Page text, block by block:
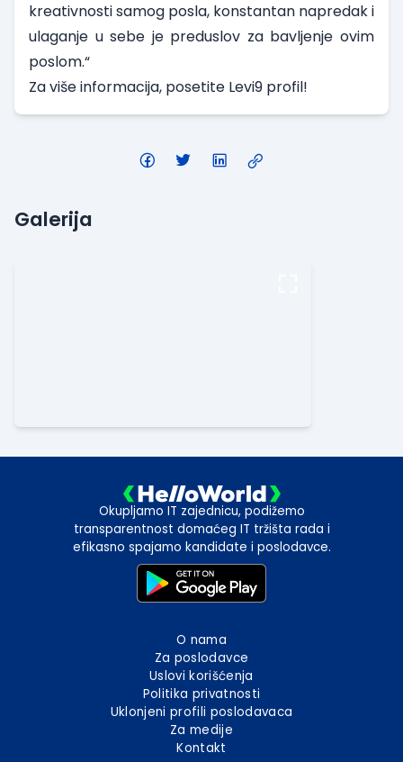
kreativnosti samog posla, konstantan napredak i
ulaganje u sebe je preduslov za bavljenje ovim
poslom.“
Za više informacija, posetite Levi9 profil!
Galerija
Okupljamo IT zajednicu, podižemo
transparentnost domaćeg IT tržišta rada i
efikasno spajamo kandidate i poslodavce.
O nama
Za poslodavce
Uslovi korišćenja
Politika privatnosti
Uklonjeni profili poslodavaca
Za medije
Kontakt